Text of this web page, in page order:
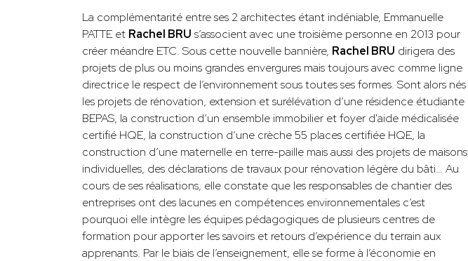
La complémentarité entre ses 2 architectes étant indéniable, Emmanuelle
PATTE et Rachel BRU s’associent avec une troisième personne en 2013 pour
créer méandre ETC. Sous cette nouvelle bannière, Rachel BRU dirigera des
projets de plus ou moins grandes envergures mais toujours avec comme ligne
directrice le respect de l’environnement sous toutes ses formes. Sont alors nés
les projets de rénovation, extension et surélévation d’une résidence étudiante
BEPAS, la construction d’un ensemble immobilier et foyer d'aide médicalisée
certifié HQE, la construction d’une crèche 55 places certifiée HQE, la
construction d’une maternelle en terre-paille mais aussi des projets de maisons
individuelles, des déclarations de travaux pour rénovation légère du bâti… Au
cours de ses réalisations, elle constate que les responsables de chantier des
entreprises ont des lacunes en compétences environnementales c’est
pourquoi elle intègre les équipes pédagogiques de plusieurs centres de
formation pour apporter les savoirs et retours d’expérience du terrain aux
apprenants. Par le biais de l’enseignement, elle se forme à l’économie en